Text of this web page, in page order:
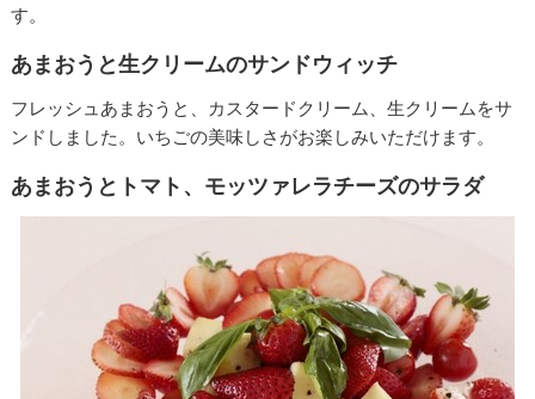
す。
あまおうと生クリームのサンドウィッチ
フレッシュあまおうと、カスタードクリーム、生クリームをサ
ンドしました。いちごの美味しさがお楽しみいただけます。
あまおうとトマト、モッツァレラチーズのサラダ